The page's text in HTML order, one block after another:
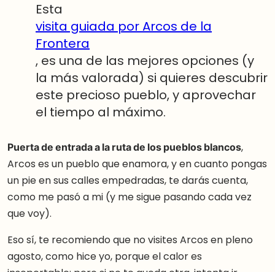
Esta
visita guiada por Arcos de la
Frontera
, es una de las mejores opciones (y
la más valorada) si quieres descubrir
este precioso pueblo, y aprovechar
el tiempo al máximo.
Puerta de entrada a la ruta de los pueblos blancos,
Arcos es un pueblo que enamora, y en cuanto pongas
un pie en sus calles empedradas, te darás cuenta,
como me pasó a mi (y me sigue pasando cada vez
que voy).
Eso sí, te recomiendo que no visites Arcos en pleno
agosto, como hice yo, porque el calor es